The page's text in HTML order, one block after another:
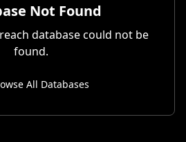
Not Found
database could not be
found.
All Databases